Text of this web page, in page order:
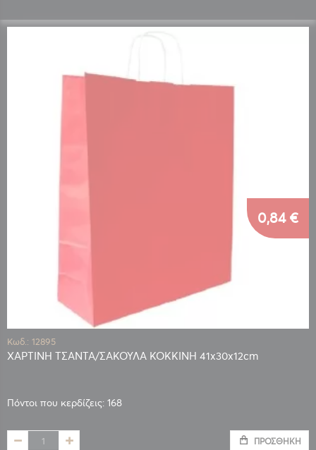
Κωδ.: 12895
ΧΑΡΤΙΝΗ ΤΣΑΝΤΑ/ΣΑΚΟΥΛΑ ΚΟΚΚΙΝΗ 41x30x12cm
Πόντοι που κερδίζεις: 168
0,84 €
ΠΡΟΣΘΉΚΗ